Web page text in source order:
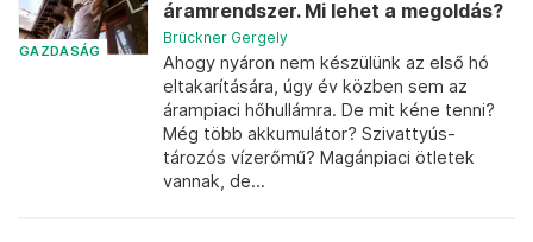
GAZDASÁG
áramrendszer. Mi lehet a megoldás?
Brückner Gergely
Ahogy nyáron nem készülünk az első hó
eltakarítására, úgy év közben sem az
árampiaci hőhullámra. De mit kéne tenni?
Még több akkumulátor? Szivattyús-
tározós vízerőmű? Magánpiaci ötletek
vannak, de...